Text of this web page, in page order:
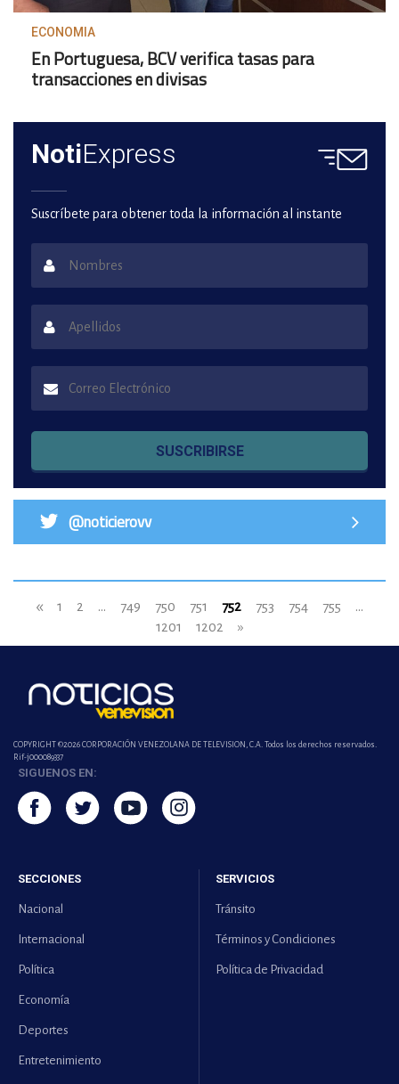
ECONOMIA
En Portuguesa, BCV verifica tasas para
transacciones en divisas
NotiExpress
Suscríbete para obtener toda la información al instante
SUSCRIBIRSE
@noticierovv
« 1 2 ... 749 750 751 752 753 754 755
...
1201
1202 »
COPYRIGHT ©2026 CORPORACIÓN VENEZOLANA DE TELEVISION, C.A. Todos los derechos reservados.
Rif-j000089337
SIGUENOS EN:
SECCIONES
Nacional
Internacional
Política
Economía
Deportes
Entretenimiento
SERVICIOS
Tránsito
Términos y Condiciones
Política de Privacidad